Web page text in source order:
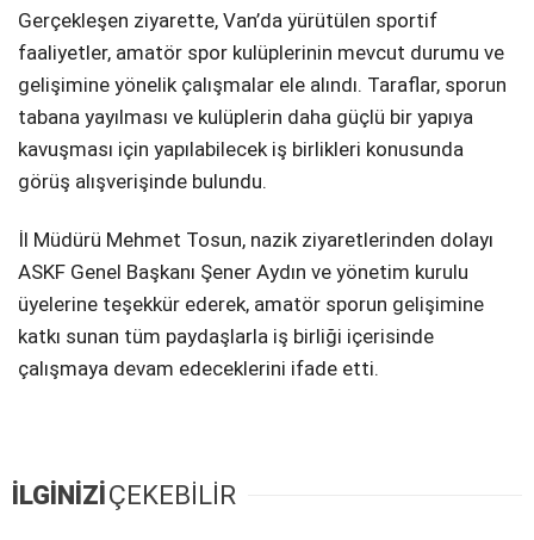
Gerçekleşen ziyarette, Van’da yürütülen sportif
faaliyetler, amatör spor kulüplerinin mevcut durumu ve
gelişimine yönelik çalışmalar ele alındı. Taraflar, sporun
tabana yayılması ve kulüplerin daha güçlü bir yapıya
kavuşması için yapılabilecek iş birlikleri konusunda
görüş alışverişinde bulundu.
İl Müdürü Mehmet Tosun, nazik ziyaretlerinden dolayı
ASKF Genel Başkanı Şener Aydın ve yönetim kurulu
üyelerine teşekkür ederek, amatör sporun gelişimine
katkı sunan tüm paydaşlarla iş birliği içerisinde
çalışmaya devam edeceklerini ifade etti.
İLGİNİZİÇEKEBİLİR